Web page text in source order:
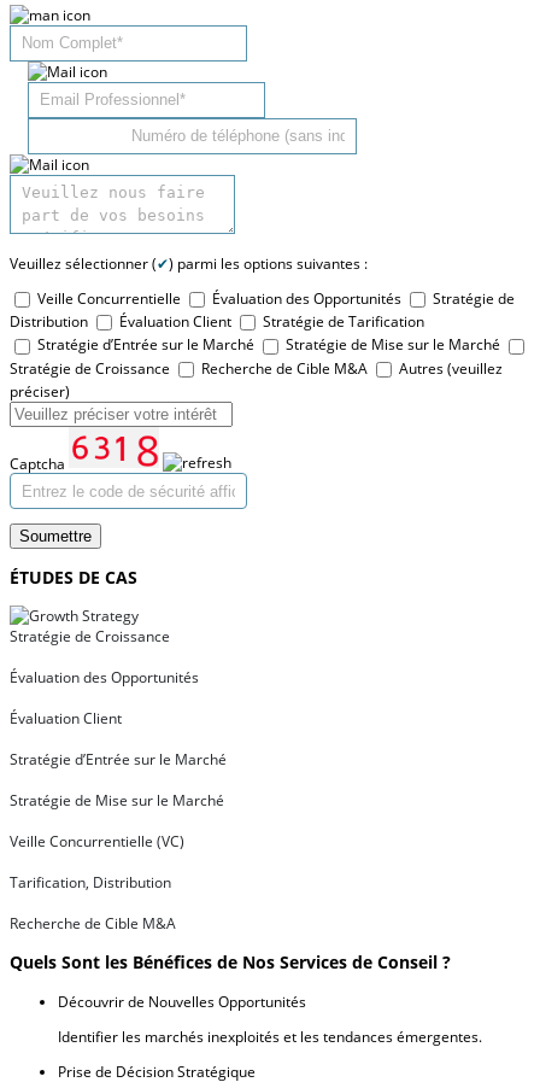
Veuillez sélectionner (✔) parmi les options suivantes :
Veille Concurrentielle
Évaluation des Opportunités
Stratégie de
Distribution
Évaluation Client
Stratégie de Tarification
Stratégie d’Entrée sur le Marché
Stratégie de Mise sur le Marché
Stratégie de Croissance
Recherche de Cible M&A
Autres (veuillez
préciser)
Captcha
Soumettre
ÉTUDES DE CAS
Stratégie de Croissance
Évaluation des Opportunités
Évaluation Client
Stratégie d’Entrée sur le Marché
Stratégie de Mise sur le Marché
Veille Concurrentielle (VC)
Tarification, Distribution
Recherche de Cible M&A
Quels Sont les Bénéfices de Nos Services de Conseil ?
Découvrir de Nouvelles Opportunités
Identifier les marchés inexploités et les tendances émergentes.
Prise de Décision Stratégique